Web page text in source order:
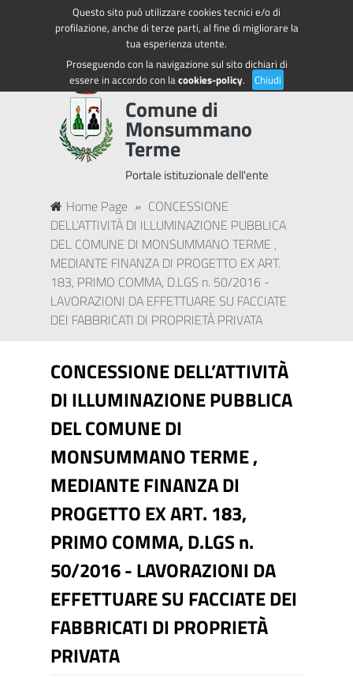
Questo sito può utilizzare cookies tecnici e/o di
profilazione, anche di terze parti, al fine di migliorare la
tua esperienza utente.
Proseguendo con la navigazione sul sito dichiari di
essere in accordo con lacookies-policy. Chiudi
Regione Toscana Accedi ai servizi
Comune di
Monsummano
Terme
Portale istituzionale dell'ente
Home Page » CONCESSIONE
DELL’ATTIVITÀ DI ILLUMINAZIONE PUBBLICA
DEL COMUNE DI MONSUMMANO TERME ,
MEDIANTE FINANZA DI PROGETTO EX ART.
183, PRIMO COMMA, D.LGS n. 50/2016 -
LAVORAZIONI DA EFFETTUARE SU FACCIATE
DEI FABBRICATI DI PROPRIETÀ PRIVATA
CONCESSIONE DELL’ATTIVITÀ
DI ILLUMINAZIONE PUBBLICA
DEL COMUNE DI
MONSUMMANO TERME ,
MEDIANTE FINANZA DI
PROGETTO EX ART. 183,
PRIMO COMMA, D.LGS n.
50/2016 - LAVORAZIONI DA
EFFETTUARE SU FACCIATE DEI
FABBRICATI DI PROPRIETÀ
PRIVATA